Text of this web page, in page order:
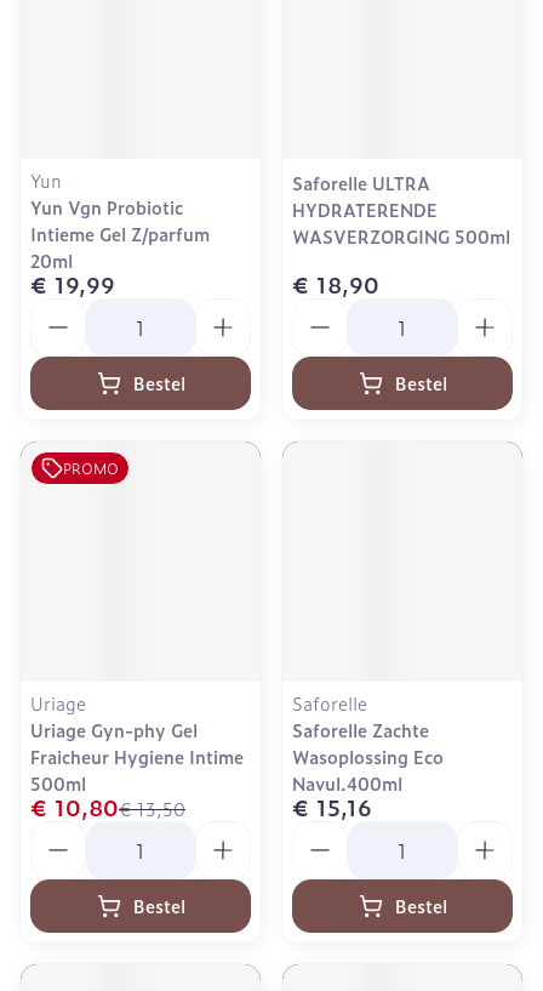
Yun
Yun Vgn Probiotic
Intieme Gel Z/parfum
20ml
€ 19,99
Bestel
Saforelle ULTRA
HYDRATERENDE
WASVERZORGING 500ml
€ 18,90
Bestel
PROMO
Uriage
Uriage Gyn-phy Gel
Fraicheur Hygiene Intime
500ml
€ 13,50
€ 10,80
Bestel
Saforelle
Saforelle Zachte
Wasoplossing Eco
Navul.400ml
€ 15,16
Bestel